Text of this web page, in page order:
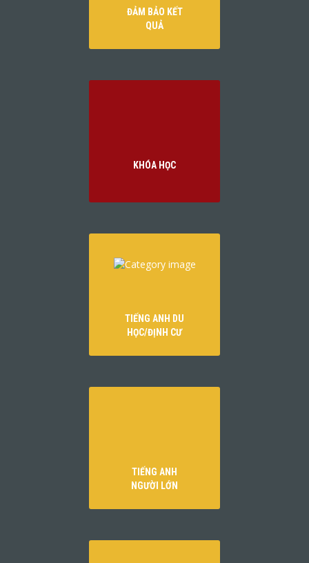
ĐẢM BẢO KẾT
QUẢ
KHÓA HỌC
TIẾNG ANH DU
HỌC/ĐỊNH CƯ
TIẾNG ANH
NGƯỜI LỚN